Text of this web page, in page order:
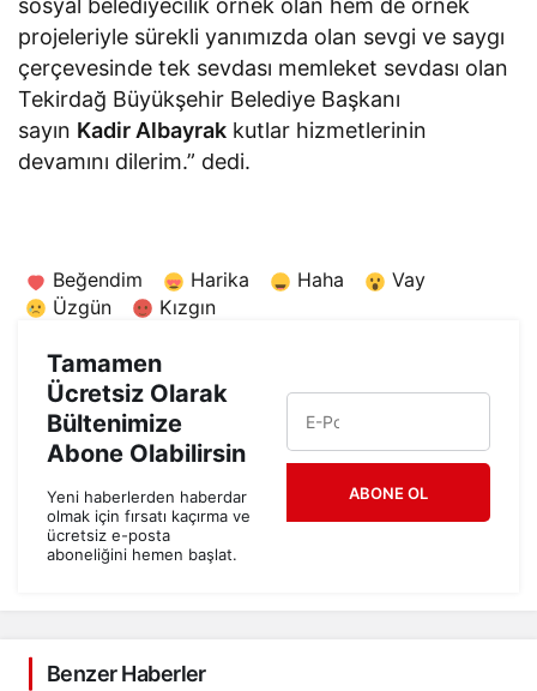
sosyal belediyecilik örnek olan hem de örnek
projeleriyle sürekli yanımızda olan sevgi ve saygı
çerçevesinde tek sevdası memleket sevdası olan
Tekirdağ Büyükşehir Belediye Başkanı
sayın Kadir Albayrak kutlar hizmetlerinin
devamını dilerim.” dedi.
Beğendim Harika Haha
Vay
Üzgün
Kızgın
Tamamen
Ücretsiz Olarak
Bültenimize
Abone Olabilirsin
Yeni haberlerden haberdar
olmak için fırsatı kaçırma ve
ücretsiz e-posta
aboneliğini hemen başlat.
ABONE OL
Benzer Haberler